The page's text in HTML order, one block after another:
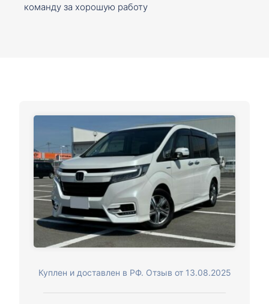
команду за хорошую работу
Куплен и доставлен в РФ. Отзыв от 13.08.2025